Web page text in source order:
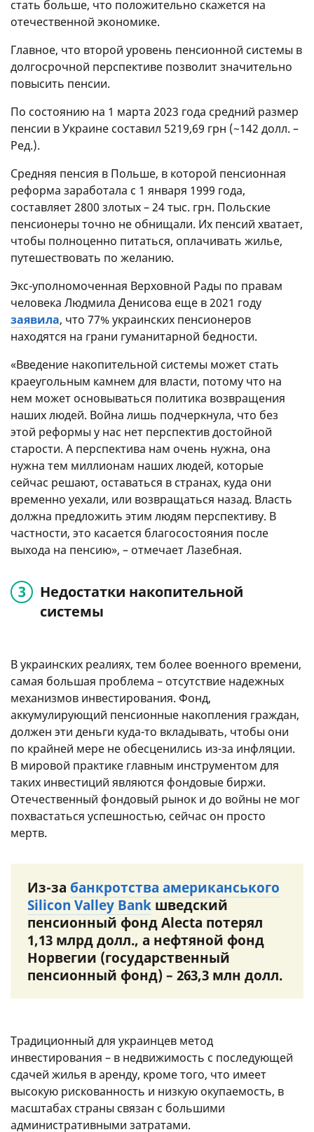
стать больше, что положительно скажется на
отечественной экономике.
Главное, что второй уровень пенсионной системы в
долгосрочной перспективе позволит значительно
повысить пенсии.
По состоянию на 1 марта 2023 года средний размер
пенсии в Украине составил 5219,69 грн (~142 долл. –
Ред.).
Средняя пенсия в Польше, в которой пенсионная
реформа заработала с 1 января 1999 года,
составляет 2800 злотых – 24 тыс. грн. Польские
пенсионеры точно не обнищали. Их пенсий хватает,
чтобы полноценно питаться, оплачивать жилье,
путешествовать по желанию.
Экс-уполномоченная Верховной Рады по правам
человека Людмила Денисова еще в 2021 году
заявила, что 77% украинских пенсионеров
находятся на грани гуманитарной бедности.
«Введение накопительной системы может стать
краеугольным камнем для власти, потому что на
нем может основываться политика возвращения
наших людей. Война лишь подчеркнула, что без
этой реформы у нас нет перспектив достойной
старости. А перспектива нам очень нужна, она
нужна тем миллионам наших людей, которые
сейчас решают, оставаться в странах, куда они
временно уехали, или возвращаться назад. Власть
должна предложить этим людям перспективу. В
частности, это касается благосостояния после
выхода на пенсию», – отмечает Лазебная.
Недостатки накопительной
системы
В украинских реалиях, тем более военного времени,
самая большая проблема – отсутствие надежных
механизмов инвестирования. Фонд,
аккумулирующий пенсионные накопления граждан,
должен эти деньги куда-то вкладывать, чтобы они
по крайней мере не обесценились из-за инфляции.
В мировой практике главным инструментом для
таких инвестиций являются фондовые биржи.
Отечественный фондовый рынок и до войны не мог
похвастаться успешностью, сейчас он просто
мертв.
Из-за банкротства американського
Silicon Valley Bank шведский
пенсионный фонд Alecta потерял
1,13 млрд долл., а нефтяной фонд
Норвегии (государственный
пенсионный фонд) – 263,3 млн долл.
Традиционный для украинцев метод
инвестирования – в недвижимость с последующей
сдачей жилья в аренду, кроме того, что имеет
высокую рискованность и низкую окупаемость, в
масштабах страны связан с большими
административными затратами.